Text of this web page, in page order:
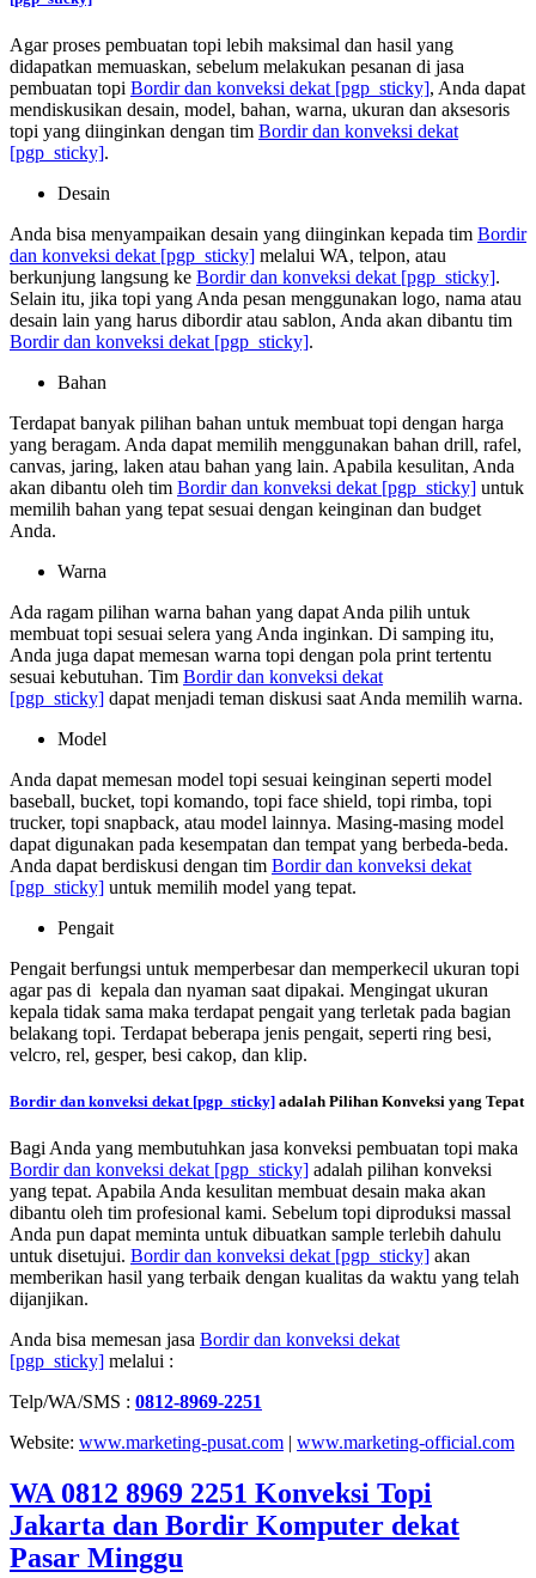
Agar proses pembuatan topi lebih maksimal dan hasil yang
didapatkan memuaskan, sebelum melakukan pesanan di jasa
pembuatan topi Bordir dan konveksi dekat [pgp_sticky], Anda dapat
mendiskusikan desain, model, bahan, warna, ukuran dan aksesoris
topi yang diinginkan dengan tim Bordir dan konveksi dekat
[pgp_sticky].
Desain
Anda bisa menyampaikan desain yang diinginkan kepada tim Bordir
dan konveksi dekat [pgp_sticky] melalui WA, telpon, atau
berkunjung langsung ke Bordir dan konveksi dekat [pgp_sticky].
Selain itu, jika topi yang Anda pesan menggunakan logo, nama atau
desain lain yang harus dibordir atau sablon, Anda akan dibantu tim
Bordir dan konveksi dekat [pgp_sticky].
Bahan
Terdapat banyak pilihan bahan untuk membuat topi dengan harga
yang beragam. Anda dapat memilih menggunakan bahan drill, rafel,
canvas, jaring, laken atau bahan yang lain. Apabila kesulitan, Anda
akan dibantu oleh tim Bordir dan konveksi dekat [pgp_sticky] untuk
memilih bahan yang tepat sesuai dengan keinginan dan budget
Anda.
Warna
Ada ragam pilihan warna bahan yang dapat Anda pilih untuk
membuat topi sesuai selera yang Anda inginkan. Di samping itu,
Anda juga dapat memesan warna topi dengan pola print tertentu
sesuai kebutuhan. Tim Bordir dan konveksi dekat
[pgp_sticky] dapat menjadi teman diskusi saat Anda memilih warna.
Model
Anda dapat memesan model topi sesuai keinginan seperti model
baseball, bucket, topi komando, topi face shield, topi rimba, topi
trucker, topi snapback, atau model lainnya. Masing-masing model
dapat digunakan pada kesempatan dan tempat yang berbeda-beda.
Anda dapat berdiskusi dengan tim Bordir dan konveksi dekat
[pgp_sticky] untuk memilih model yang tepat.
Pengait
Pengait berfungsi untuk memperbesar dan memperkecil ukuran topi
agar pas di kepala dan nyaman saat dipakai. Mengingat ukuran
kepala tidak sama maka terdapat pengait yang terletak pada bagian
belakang topi. Terdapat beberapa jenis pengait, seperti ring besi,
velcro, rel, gesper, besi cakop, dan klip.
Bordir dan konveksi dekat [pgp_sticky] adalah Pilihan Konveksi yang Tepat
Bagi Anda yang membutuhkan jasa konveksi pembuatan topi maka
Bordir dan konveksi dekat [pgp_sticky] adalah pilihan konveksi
yang tepat. Apabila Anda kesulitan membuat desain maka akan
dibantu oleh tim profesional kami. Sebelum topi diproduksi massal
Anda pun dapat meminta untuk dibuatkan sample terlebih dahulu
untuk disetujui. Bordir dan konveksi dekat [pgp_sticky] akan
memberikan hasil yang terbaik dengan kualitas da waktu yang telah
dijanjikan.
Anda bisa memesan jasa Bordir dan konveksi dekat
[pgp_sticky] melalui :
Telp/WA/SMS : 0812-8969-2251
Website: www.marketing-pusat.com | www.marketing-official.com
WA 0812 8969 2251 Konveksi Topi
Jakarta dan Bordir Komputer dekat
Pasar Minggu